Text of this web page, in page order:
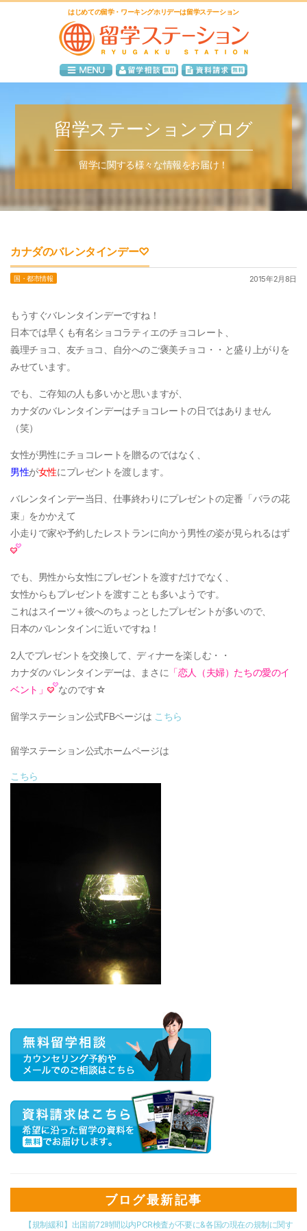
はじめての留学・ワーキングホリデーは留学ステーション
留学ステーションブログ
留学に関する様々な情報をお届け！
カナダのバレンタインデー♡
国・都市情報 2015年2月8日
もうすぐバレンタインデーですね！
日本では早くも有名ショコラティエのチョコレート、
義理チョコ、友チョコ、自分へのご褒美チョコ・・と盛り上がりを
みせています。
でも、ご存知の人も多いかと思いますが、
カナダのバレンタインデーはチョコレートの日ではありません
（笑）
女性が男性にチョコレートを贈るのではなく、
男性が女性にプレゼントを渡します。
バレンタインデー当日、仕事終わりにプレゼントの定番「バラの花
束」をかかえて
小走りで家や予約したレストランに向かう男性の姿が見られるはず
でも、男性から女性にプレゼントを渡すだけでなく、
女性からもプレゼントを渡すことも多いようです。
これはスイーツ＋彼へのちょっとしたプレゼントが多いので、
日本のバレンタインに近いですね！
2人でプレゼントを交換して、ディナーを楽しむ・・
カナダのバレンタインデーは、まさに 「恋人（夫婦）たちの愛のイ
ベント」
なのです☆
留学ステーション公式FBページは こちら
留学ステーション公式ホームページは
こちら
ブログ最新記事
【規制緩和】出国前72時間以内PCR検査が不要に&各国の現在の規制に関す